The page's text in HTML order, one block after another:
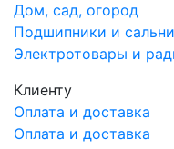
Дом, сад, огород
Подшипники и
Электротовары и
Клиенту
Оплата и доставка
Оплата и доставка